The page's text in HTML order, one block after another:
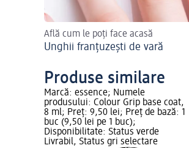
Află cum le poți face acasă
Unghii franțuzești de vară
Produse similare
Marcă: essence; Numele
produsului: Colour Grip base coat,
8 ml; Preț: 9,50 lei; Preț de bază: 1
buc (9,50 lei pe 1 buc);
Disponibilitate: Status verde
Livrabil, Status gri selectare